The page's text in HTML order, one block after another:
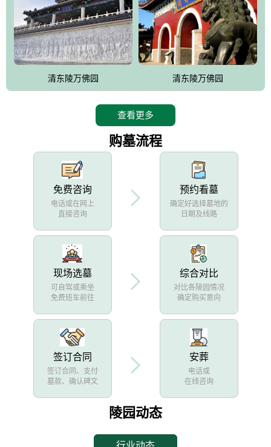
的地形优势，打造现代艺术园林，建设旅游景观、寺庙、酒店等综
合服务设施，服务于陵园经营，使企业的多元化经营项目相互依
托、相互促进，园区绿化覆盖率达90%。
设计建造各种墓地墓位3万个；主体建筑金宝塔，墓位容量8万个，
能适应不同消费阶层的需求，为客户提供墓碑设计制作服务、特色
清东陵万佛园 清东陵万佛园
查看更多
购墓流程
免费咨询
电话或在网上
直接咨询
预约看墓
确定好选择墓地的
日期及线路
现场选墓
可自驾或乘坐
免费班车前往
综合对比
对比各陵园情况
确定购买意向
签订合同
签订合同、支付
墓款、确认碑文
安葬
电话或
在线咨询
陵园动态